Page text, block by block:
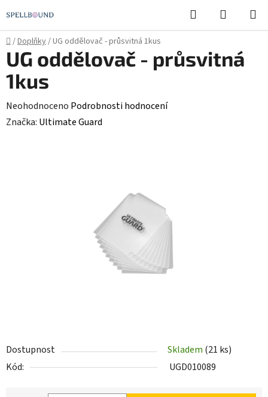
na
obsah
Hledat
KOŠÍK
Domů
/Doplňky/UG oddělovač - průsvitná 1kus
Dostupnost Skladem (21 ks)
Kód:
UGD010089
UG oddělovač - průsvitná
1kus
Průměrné
hodnocení
Neohodnoceno Podrobnosti hodnocení
Značka: Ultimate Guard